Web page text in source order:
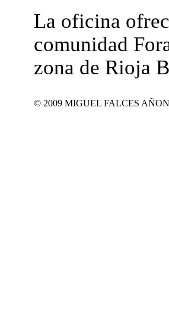
La oficina
comunidad
zona de Rioja
© 2009 MIGUEL FALCES AÑON